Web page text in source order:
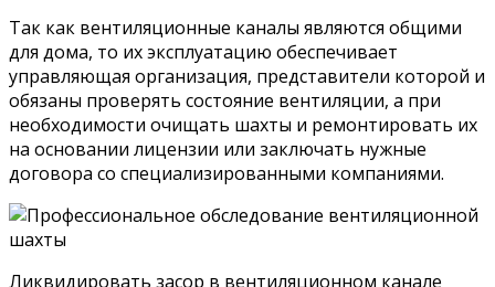
Так как вентиляционные каналы являются общими
для дома, то их эксплуатацию обеспечивает
управляющая организация, представители которой и
обязаны проверять состояние вентиляции, а при
необходимости очищать шахты и ремонтировать их
на основании лицензии или заключать нужные
договора со специализированными компаниями.
Ликвидировать засор в вентиляционном канале